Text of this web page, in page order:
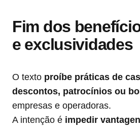
Fim dos
e exclusividades
O texto proíbe práticas de
descontos, patrocínios ou
empresas e operadoras.
A intenção é impedir